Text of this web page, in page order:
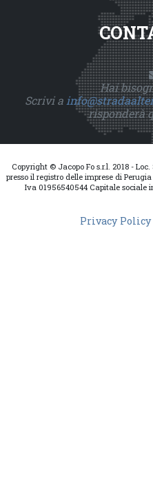
Hai
Scrivi a
risponderà
Copyright © Jacopo Fo s.r.l. 2018 -
presso il registro delle imprese di
Iva 01956540544 Capitale sociale
Privacy Policy